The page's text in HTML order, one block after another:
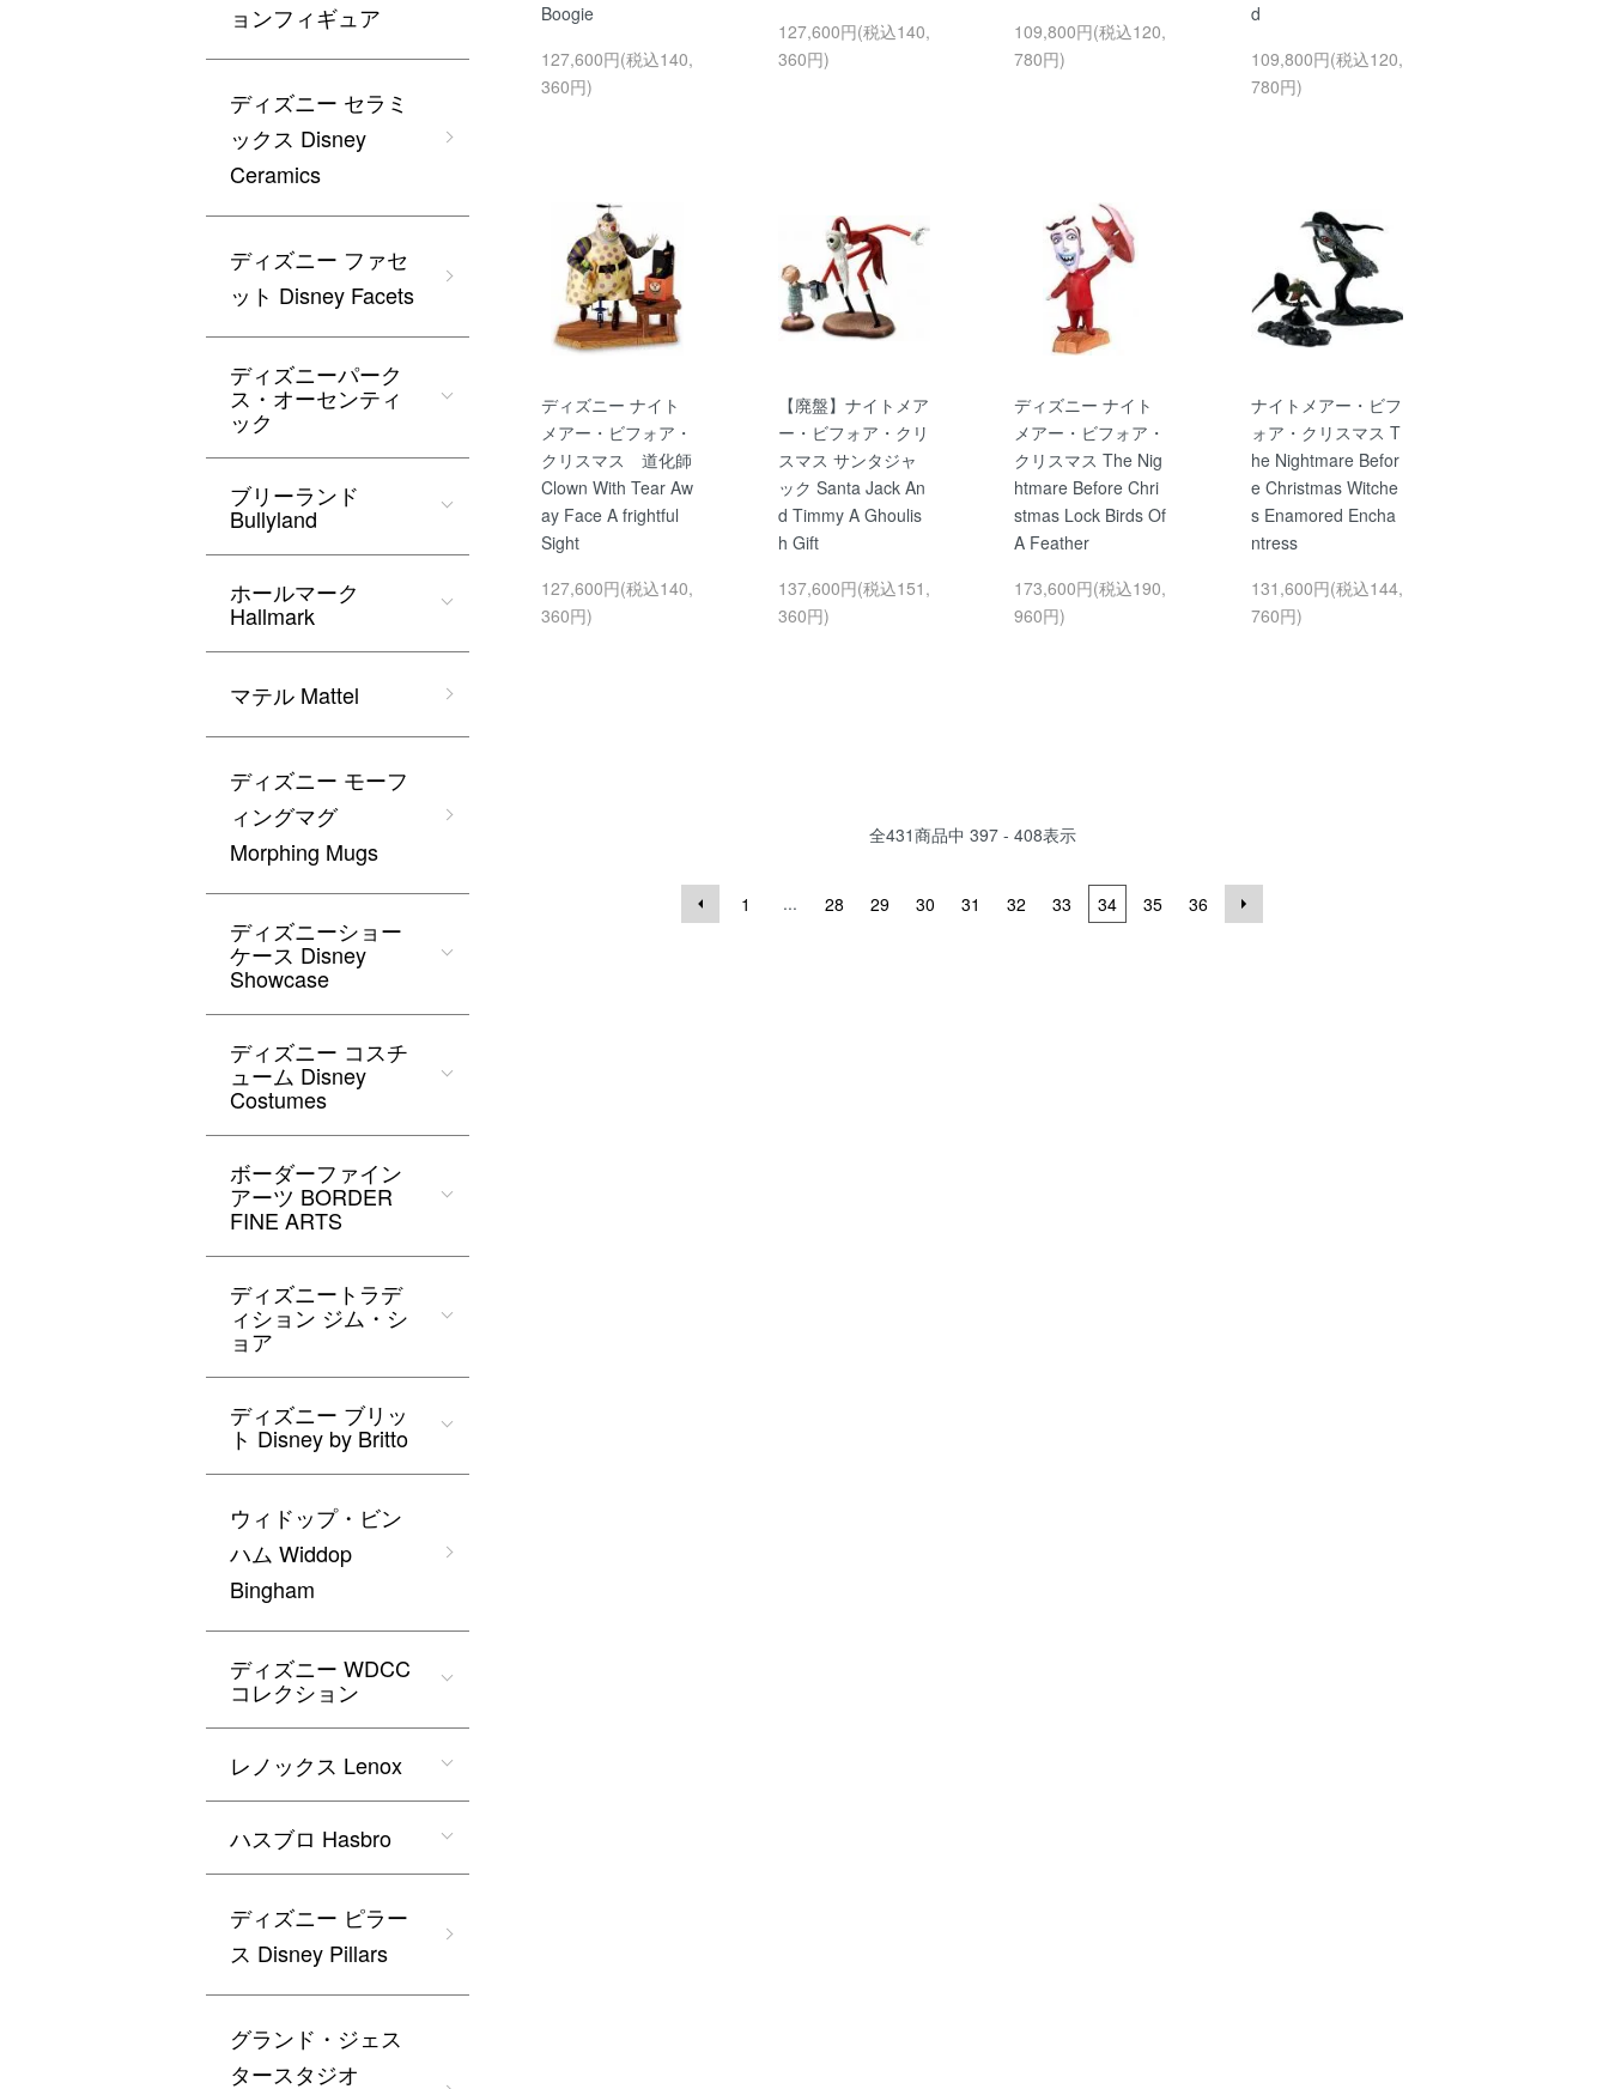
Boogie
127,600円(税込140,
360円)
127,600円(税込140,
360円)
109,800円(税込120,
780円)
d
109,800円(税込120,
780円)
ディズニー ナイト
メアー・ビフォア・
クリスマス 道化師
Clown With Tear Aw
ay Face A frightful
Sight
127,600円(税込140,
360円)
【廃盤】ナイトメア
ー・ビフォア・クリ
スマス サンタジャ
ック Santa Jack An
d Timmy A Ghoulis
h Gift
137,600円(税込151,
360円)
ディズニー ナイト
メアー・ビフォア・
クリスマス The Nig
htmare Before Chri
stmas Lock Birds Of
A Feather
173,600円(税込190,
960円)
ナイトメアー・ビフ
ォア・クリスマス T
he Nightmare Befor
e Christmas Witche
s Enamored Encha
ntress
131,600円(税込144,
760円)
全431商品中 397 - 408表示
1 ... 28 29 30 31 32 33 34 35 36
ョンフィギュア
ディズニー セラミ
ックス Disney
Ceramics
ディズニー ファセ
ット Disney Facets
ディズニーパーク
ス・オーセンティ
ック
ブリーランド
Bullyland
ホールマーク
Hallmark
マテル Mattel
ディズニー モーフ
ィングマグ
Morphing Mugs
ディズニーショー
ケース Disney
Showcase
ディズニー コスチ
ューム Disney
Costumes
ボーダーファイン
アーツ BORDER
FINE ARTS
ディズニートラデ
ィション ジム・シ
ョア
ディズニー ブリッ
ト Disney by Britto
ウィドップ・ビン
ハム Widdop
Bingham
ディズニー WDCC
コレクション
レノックス Lenox
ハスブロ Hasbro
ディズニー ピラー
ス Disney Pillars
グランド・ジェス
タースタジオ